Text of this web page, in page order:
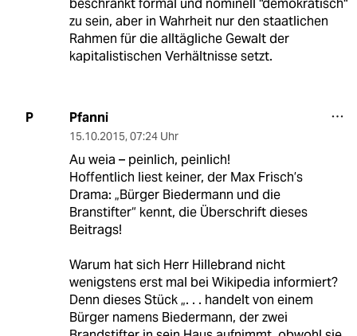
beschränkt formal und nominell "demokratisch"
zu sein, aber in Wahrheit nur den staatlichen
Rahmen für die alltägliche Gewalt der
kapitalistischen Verhältnisse setzt.
P Pfanni
15.10.2015, 07:24 Uhr
Au weia – peinlich, peinlich!
Hoffentlich liest keiner, der Max Frisch’s
Drama: „Bürger Biedermann und die
Branstifter“ kennt, die Überschrift dieses
Beitrags!
Warum hat sich Herr Hillebrand nicht
wenigstens erst mal bei Wikipedia informiert?
Denn dieses Stück „. . . handelt von einem
Bürger namens Biedermann, der zwei